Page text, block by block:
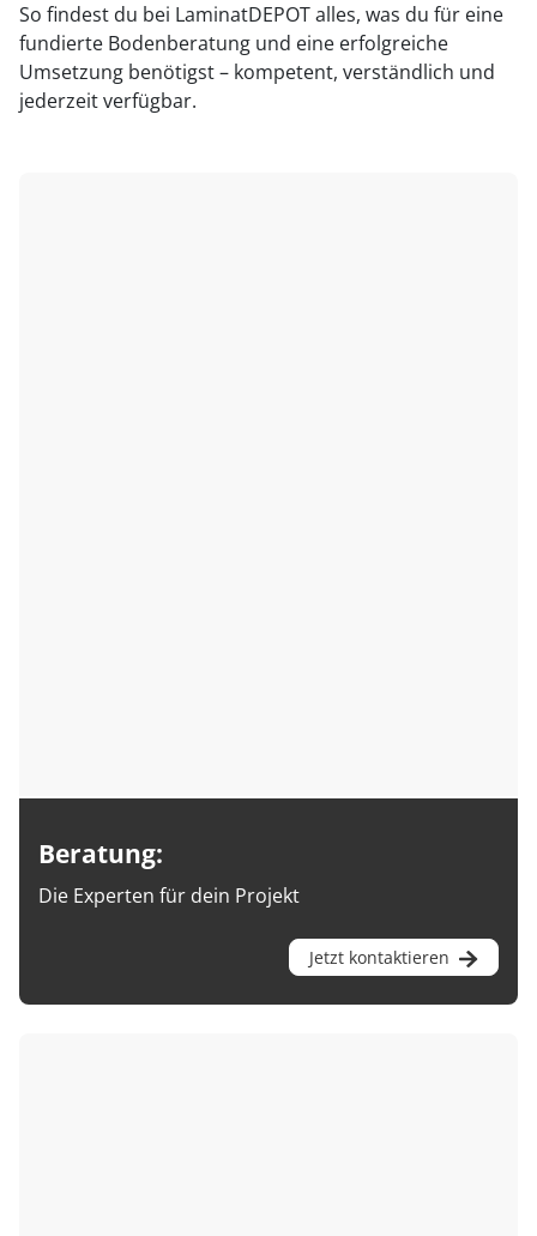
So findest du bei LaminatDEPOT alles, was du für eine
fundierte Bodenberatung und eine erfolgreiche
Umsetzung benötigst – kompetent, verständlich und
jederzeit verfügbar.
Beratung:
Die Experten für dein Projekt
Jetzt kontaktieren